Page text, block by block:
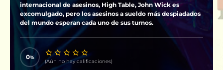
internacional de asesinos, High Table, John Wick es
excomulgado, pero los asesinos a sueldo más despiadados
del mundo esperan cada uno de sus turnos.
0
(Aún no hay calificaciones)